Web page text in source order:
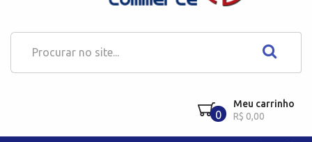
0
Meu carrinho
R$ 0,00